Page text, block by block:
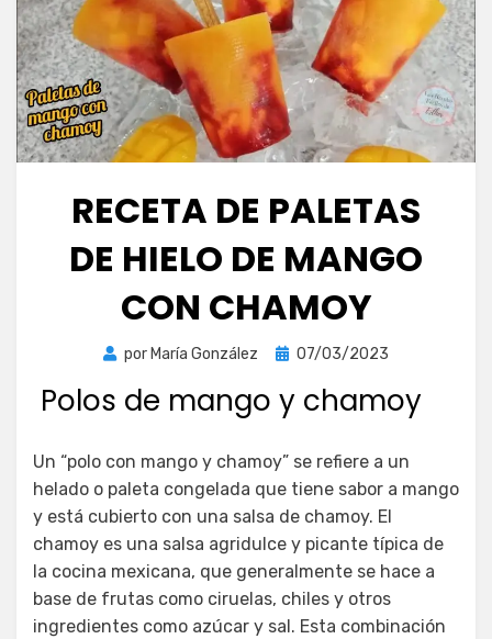
RECETA DE PALETAS
DE HIELO DE MANGO
CON CHAMOY
por María González
Publicada
07/03/2023
Polos de mango y chamoy
Un “polo con mango y chamoy” se refiere a un
helado o paleta congelada que tiene sabor a mango
y está cubierto con una salsa de chamoy. El
chamoy es una salsa agridulce y picante típica de
la cocina mexicana, que generalmente se hace a
base de frutas como ciruelas, chiles y otros
ingredientes como azúcar y sal. Esta combinación